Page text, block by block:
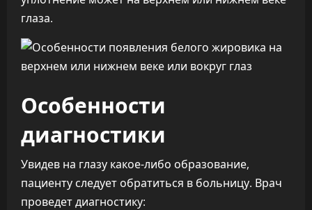
глаза.
Особенности
диагностики
Увидев на глазу какое-либо образование,
пациенту следует обратиться в больницу. Врач
проведет диагностику: